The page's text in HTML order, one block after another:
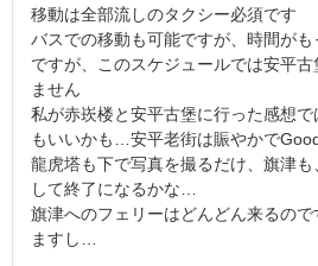
移動は全部流しのタクシー必須です
バスでの移動も可能ですが、時間がも
ですが、このスケジュールでは安平
ません
私が赤崁楼と安平古堡に行った感想
もいいかも…安平老街は賑やかで
龍虎塔も下で写真を撮るだけ、旗津
して終了になるかな…
旗津へのフェリーはどんどん来るの
ますし…